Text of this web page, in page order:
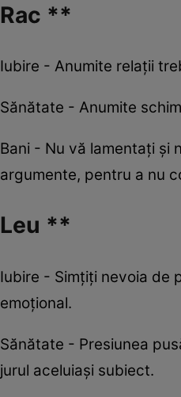
Rac **
Iubire - Anumite relații
Sănătate - Anumite
Bani - Nu vă lamentați și
argumente, pentru a nu
Leu **
Iubire - Simțiți nevoia de
emoțional.
Sănătate - Presiunea
jurul aceluiași subiect.